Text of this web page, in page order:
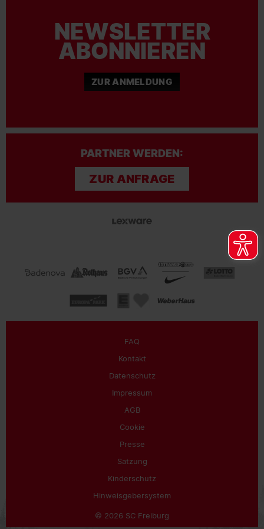
NEWSLETTER
ABONNIEREN
ZUR ANMELDUNG
PARTNER WERDEN:
ZUR ANFRAGE
FAQ
Kontakt
Datenschutz
Impressum
AGB
Cookie
Presse
Satzung
Kinderschutz
Hinweisgebersystem
© 2026 SC Freiburg